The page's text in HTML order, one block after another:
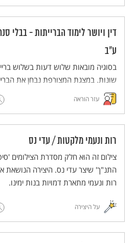
דין ויושר לימוד הברייתות - בבלי
ע"ב
בסוגיה מובאות שלוש דעות בשלוש
שונות. במצגת המצורפת נבחן את
את המבנה המשותף של שלושתן.
עזר הוראה
רות ונעמי מלקטות / עדי נס
צילום זה הוא חלק מסדרת הצילומים
התנ"ך' שיצר עדי נס. היצירה הנושאת
רות ונעמי מתארת דמויות בנות ימינו.
על היצירה